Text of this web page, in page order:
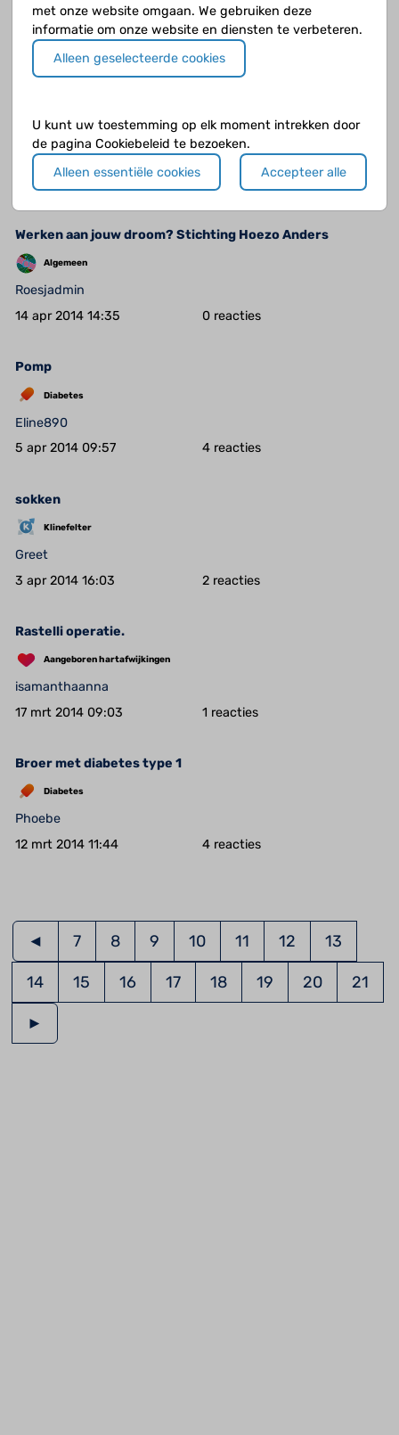
Jarahart
6 mei 2014 17:37
6
Coeliakie
lilly
21 apr 2014 21:13
Algemeen
Werken aan jouw droom? Stichting Hoezo Anders
Roesjadmin
14 apr 2014 14:35
0
Diabetes
Pomp
Eline890
5 apr 2014 09:57
4
Klinefelter
sokken
Greet
3 apr 2014 16:03
2
Aangeboren hartafwijkingen
Rastelli operatie.
isamanthaanna
17 mrt 2014 09:03
1
Diabetes
Broer met diabetes type 1
Phoebe
12 mrt 2014 11:44
4
◄ 7 8 9 10 11 12 13
14 15 16 17 18 19 20 21
►
met onze website omgaan. We gebruiken deze
informatie om onze website en diensten te verbeteren.
Alleen geselecteerde cookies
U kunt uw toestemming op elk moment intrekken door
de pagina Cookiebeleid te bezoeken.
Alleen essentiële cookies
Accepteer alle